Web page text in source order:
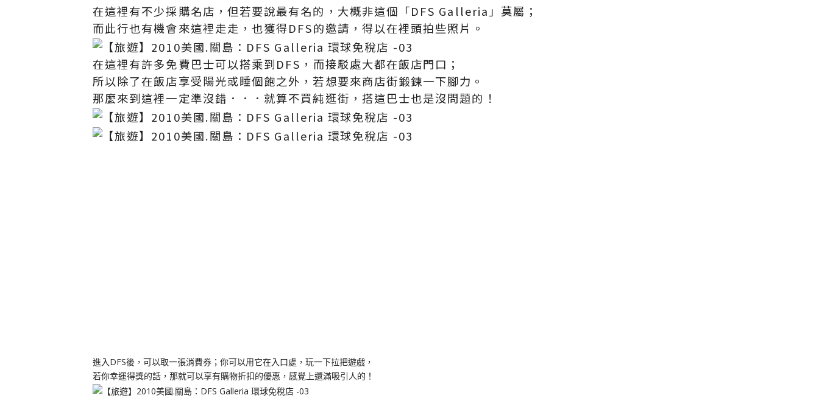
在這裡有不少採購名店，但若要說最有名的，大概非這個「DFS Galleria」莫屬；
而此行也有機會來這裡走走，也獲得DFS的邀請，得以在裡頭拍些照片。
在這裡有許多免費巴士可以搭乘到DFS，而接駁處大都在飯店門口；
所以除了在飯店享受陽光或睡個飽之外，若想要來商店街鍛鍊一下腳力。
那麼來到這裡一定準沒錯．．．就算不買純逛街，搭這巴士也是沒問題的！
進入DFS後，可以取一張消費券；你可以用它在入口處，玩一下拉把遊戲，
若你幸運得獎的話，那就可以享有購物折扣的優惠，感覺上還滿吸引人的！